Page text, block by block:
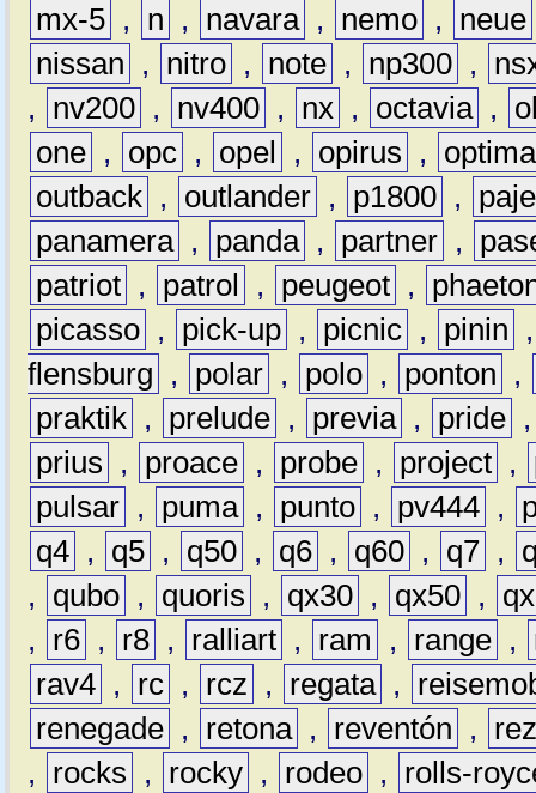
mx-5 , n , navara , nemo , neue
nissan
, nitro , note , np300 ,
,
nv200 , nv400 , nx , octavia ,
one , opc , opel , opirus ,
optima
outback , outlander , p1800 ,
panamera , panda , partner ,
patriot , patrol , peugeot ,
picasso , pick-up , picnic , pinin
flensburg
, polar , polo , ponton
,
praktik , prelude , previa , pride
prius
, proace , probe , project ,
pulsar , puma , punto , pv444 ,
q4 , q5 , q50 , q6 , q60 , q7 ,
,
qubo , quoris , qx30 , qx50 ,
,
r6 , r8 , ralliart , ram , range ,
rav4 , rc , rcz , regata ,
renegade , retona , reventón ,
,
rocks , rocky , rodeo ,
rolls-